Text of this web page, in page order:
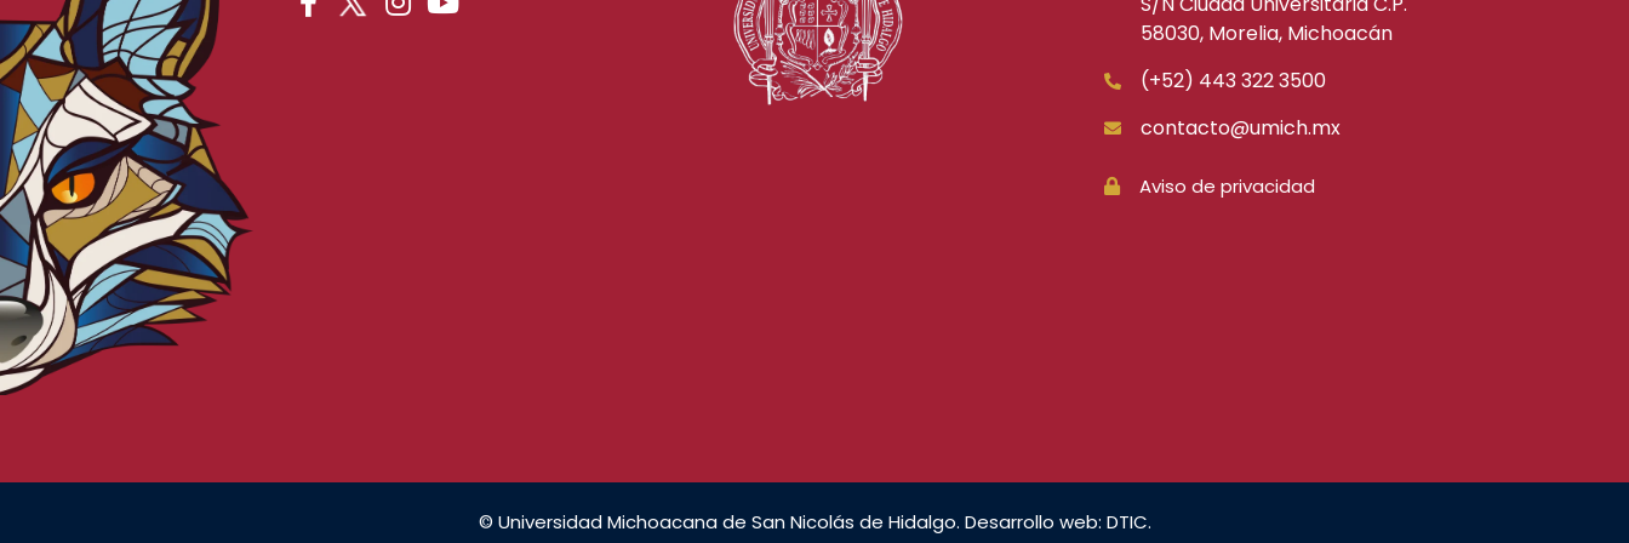
58030, Morelia, Michoacán
(+52) 443 322 3500
contacto@umich.mx
Aviso de privacidad
© Universidad Michoacana de San Nicolás de Hidalgo. Desarrollo web: DTIC.